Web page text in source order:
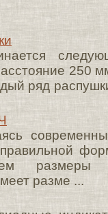
250
ряд
правильной
размеры
разме ...